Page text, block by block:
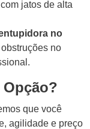
jatos de alta
no
no
que você
agilidade e preço